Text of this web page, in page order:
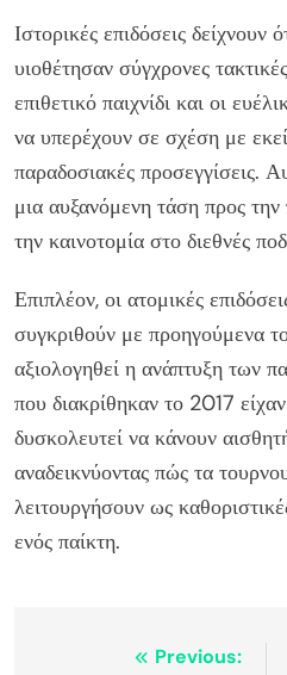
Ιστορικές επιδόσεις δείχνουν
υιοθέτησαν σύγχρονες
επιθετικό παιχνίδι και οι
να υπερέχουν σε σχέση με
παραδοσιακές προσεγγίσεις.
μια αυξανόμενη τάση προς
την καινοτομία στο διεθνές
Επιπλέον, οι ατομικές
συγκριθούν με προηγούμενα
αξιολογηθεί η ανάπτυξη των
που διακρίθηκαν το 2017
δυσκολευτεί να κάνουν
αναδεικνύοντας πώς τα
λειτουργήσουν ως
ενός παίκτη.
Previous: